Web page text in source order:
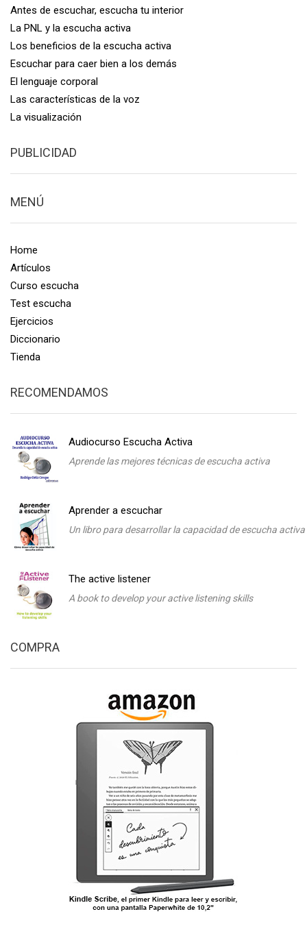
Antes de escuchar, escucha tu interior
La PNL y la escucha activa
Los beneficios de la escucha activa
Escuchar para caer bien a los demás
El lenguaje corporal
Las características de la voz
La visualización
PUBLICIDAD
MENÚ
Home
Artículos
Curso escucha
Test escucha
Ejercicios
Diccionario
Tienda
RECOMENDAMOS
Audiocurso Escucha Activa
Aprende las mejores técnicas de escucha activa
Aprender a escuchar
Un libro para desarrollar la capacidad de escucha activa
The active listener
A book to develop your active listening skills
COMPRA